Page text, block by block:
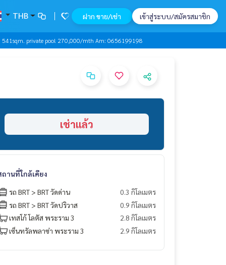
THB ฝาก ขาย/เช่า เข้าสู่ระบบ/สมัครสมาชิก
541sqm. private pool 270,000/mth Am: 0656199198
เช่าแล้ว
ถานที่ใกล้เคียง
รถ BRT > BRT วัดด่าน
0.3 กิโลเมตร
รถ BRT > BRT วัดปริวาส
0.9 กิโลเมตร
เทสโก้ โลตัส พระราม 3
2.8 กิโลเมตร
เซ็นทรัลพลาซ่า พระราม 3
2.9 กิโลเมตร